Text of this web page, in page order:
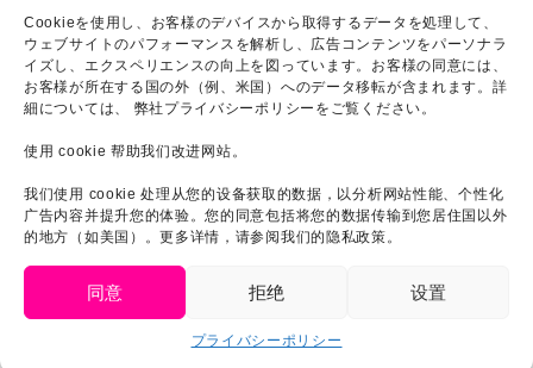
Cookieを使用し、お客様のデバイスから取得するデータを処理して、
ウェブサイトのパフォーマンスを解析し、広告コンテンツをパーソナラ
イズし、エクスペリエンスの向上を図っています。お客様の同意には、
お客様が所在する国の外（例、米国）へのデータ移転が含まれます。詳
細については、 弊社プライバシーポリシーをご覧ください。
使用 cookie 帮助我们改进网站。
我们使用 cookie 处理从您的设备获取的数据，以分析网站性能、个性化
广告内容并提升您的体验。您的同意包括将您的数据传输到您居住国以外
的地方（如美国）。更多详情，请参阅我们的隐私政策。
同意 拒绝 设置
プライバシーポリシー
简体中文